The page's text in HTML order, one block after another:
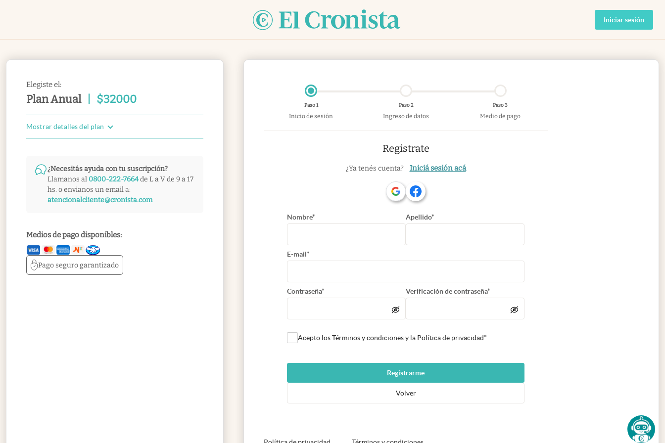
Iniciar sesión
Elegiste el:
Plan Anual $32000
Mostrar detalles del plan
¿Necesitás ayuda con tu suscripción?
Llamanos al 0800-222-7664de L a V de 9 a 17
hs. o envianos un email a:
atencionalcliente@cronista.com
Medios de pago disponibles:
Pago segurogarantizado
Paso 1
Inicio de sesión
Paso 2
Ingreso de datos
Paso 3
Medio de pago
Registrate
¿Ya tenés cuenta? Iniciá sesión acá
Nombre* Apellido*
E-mail*
Contraseña* Verificación de contraseña*
Acepto los Términos y condiciones y la Política de privacidad*
Registrarme
Volver